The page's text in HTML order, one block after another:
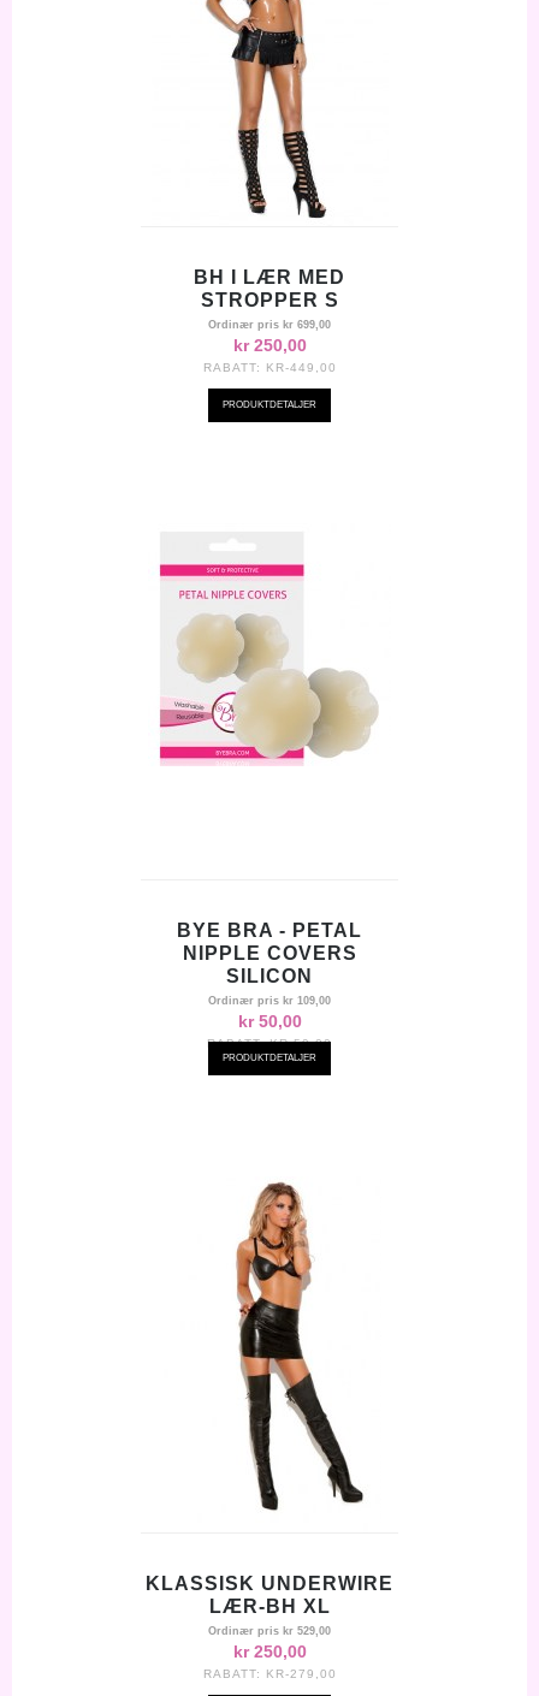
BH I LÆR MED
STROPPER S
Ordinær pris kr 699,00
kr 250,00
RABATT: KR-449,00
PRODUKTDETALJER
BYE BRA - PETAL
NIPPLE COVERS
SILICON
Ordinær pris kr 109,00
kr 50,00
RABATT:KR-59,00
PRODUKTDETALJER
KLASSISK UNDERWIRE
LÆR-BH XL
Ordinær pris kr 529,00
kr 250,00
RABATT: KR-279,00